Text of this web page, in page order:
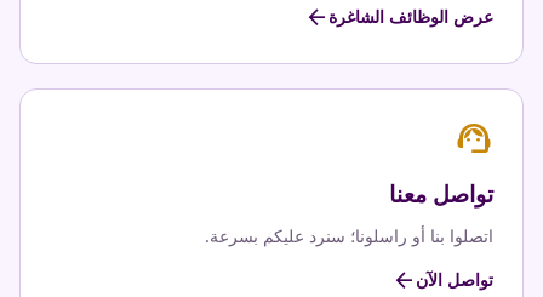
عرض الوظائف الشاغرة arrow_back
support_agent
تواصل معنا
اتصلوا بنا أو راسلونا؛ سنرد عليكم بسرعة.
تواصل الآن arrow_back